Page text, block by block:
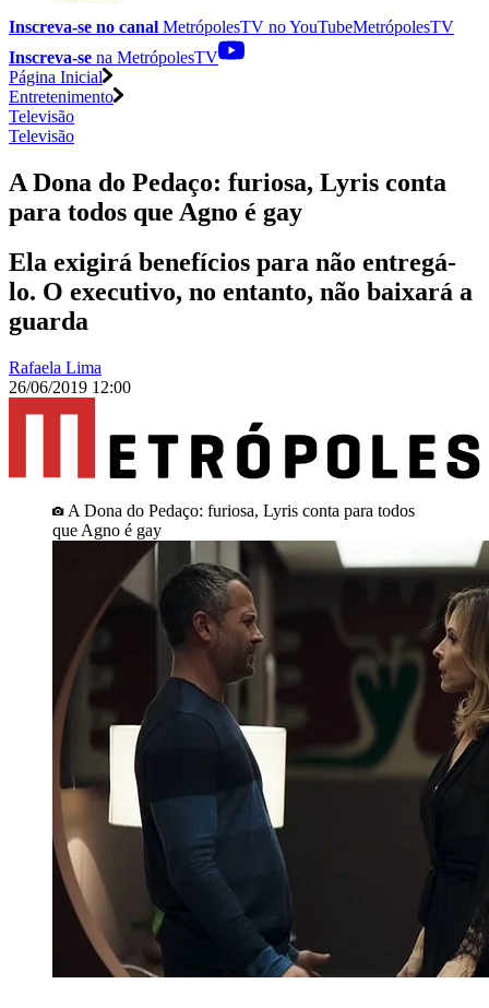
Inscreva-se no canal MetrópolesTV noYouTubeMetrópolesTV
Inscreva-se na MetrópolesTV
Página Inicial
Entretenimento
Televisão
Televisão
A Dona do Pedaço: furiosa, Lyris conta
para todos que Agno é gay
Ela exigirá benefícios para não entregá-
lo. O executivo, no entanto, não baixará a
guarda
Rafaela Lima
26/06/2019 12:00
A Dona do Pedaço: furiosa, Lyris conta para todos
que Agno é gay